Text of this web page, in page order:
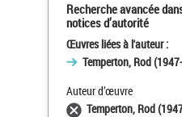
Recherche avancée
notices d’autorité
Œuvres liées à l'auteur :
Temperton, Rod
Auteur d’œuvre
Temperton, Rod